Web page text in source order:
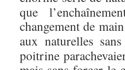
que
changement de
aux naturelles
poitrine